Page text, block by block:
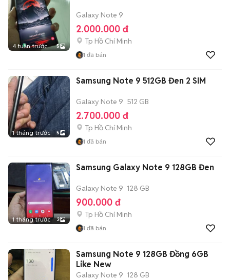
4 tuần trước 5
Galaxy Note 9
2.000.000 đ
Tp Hồ Chí Minh
1 đã bán
1 tháng trước 5
Samsung Note 9 512GB Đen 2 SIM
Galaxy Note 9 512 GB
2.700.000 đ
Tp Hồ Chí Minh
1 đã bán
1 tháng trước 3
Samsung Galaxy Note 9 128GB Đen
Galaxy Note 9 128 GB
900.000 đ
Tp Hồ Chí Minh
1 đã bán
Samsung Note 9 128GB Đồng 6GB
Like New
Galaxy Note 9 128 GB